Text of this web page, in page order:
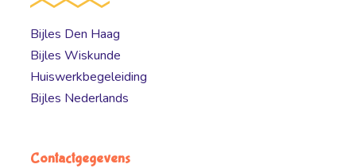
Bijles Den Haag
Bijles Wiskunde
Huiswerkbegeleiding
Bijles Nederlands
Contactgegevens